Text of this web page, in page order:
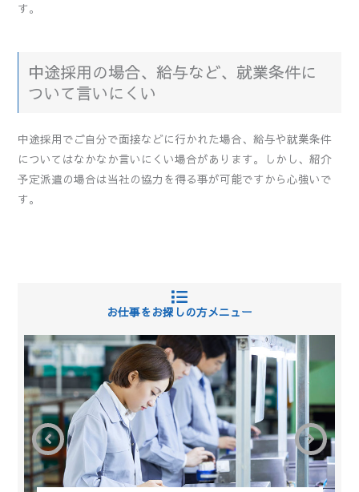
す。
中途採用の場合、給与など、就業条件に
ついて言いにくい
中途採用でご自分で面接などに行かれた場合、給与や就業条件
についてはなかなか言いにくい場合があります。しかし、紹介
予定派遣の場合は当社の協力を得る事が可能ですから心強いで
す。
お仕事をお探しの方メニュー